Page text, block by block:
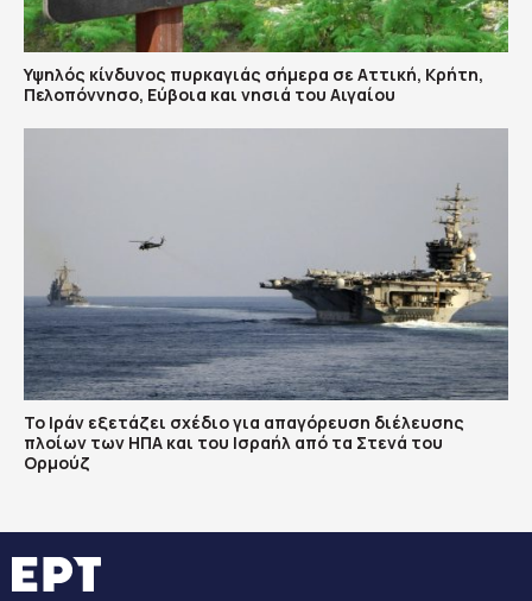
Υψηλός κίνδυνος πυρκαγιάς σήμερα σε Αττική, Κρήτη,
Πελοπόννησο, Εύβοια και νησιά του Αιγαίου
Το Ιράν εξετάζει σχέδιο για απαγόρευση διέλευσης
πλοίων των ΗΠΑ και του Ισραήλ από τα Στενά του
Ορμούζ